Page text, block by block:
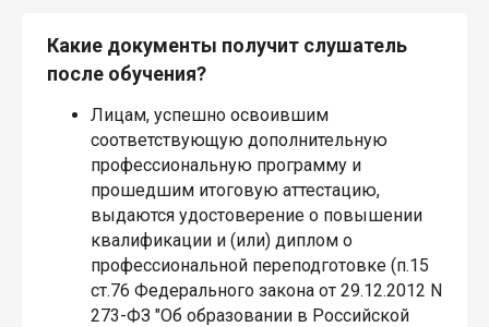
Какие документы получит слушатель
после обучения?
Лицам, успешно освоившим
соответствующую дополнительную
профессиональную программу и
прошедшим итоговую аттестацию,
выдаются удостоверение о повышении
квалификации и (или) диплом о
профессиональной переподготовке (п.15
ст.76 Федерального закона от 29.12.2012 N
273-ФЗ "Об образовании в Российской